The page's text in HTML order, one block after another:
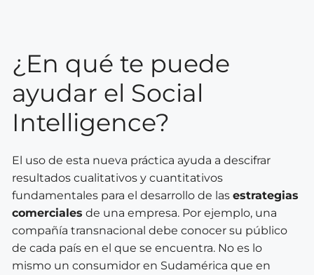
¿En qué te puede
ayudar el Social
Intelligence?
El uso de esta nueva práctica ayuda a descifrar
resultados cualitativos y cuantitativos
fundamentales para el desarrollo de las estrategias
comerciales de una empresa. Por ejemplo, una
compañía transnacional debe conocer su público
de cada país en el que se encuentra. No es lo
mismo un consumidor en Sudamérica que en